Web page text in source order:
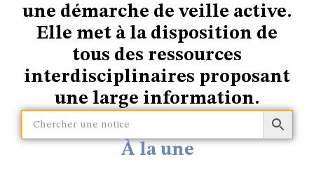
une démarche de veille active.
Elle met à la disposition de
tous des ressources
interdisciplinaires proposant
une large information.​
À la une